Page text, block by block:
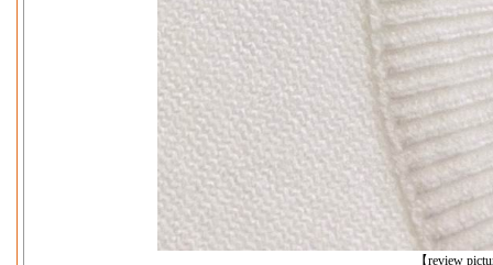
【review
下一张